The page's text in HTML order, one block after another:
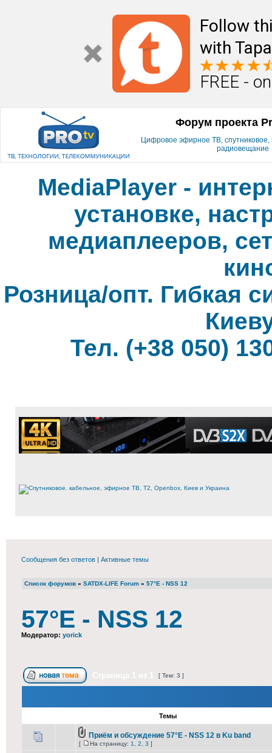
Follow
with
FREE -
Форум проекта
Цифровое эфирное ТВ, спутниковое,
радиовещание
MediaPlayer -
установке,
медиаплееров,
Розница/опт. Гибкая
Тел. (+38 050)
Сообщения без ответов | Активные темы
Список форумов » SATDX-LIFE Forum » 57°E - NSS 12
57°E - NSS 12
Модератор: yorick
[ Тем: 3 ]
Темы
Приём и обсуждение 57°E - NSS 12 в Ku band
[ На страницу: 1 2 3 ]